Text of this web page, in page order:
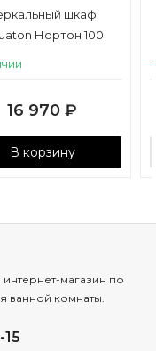
шкаф
Нортон 100
16 970 ₽
В корзину
магазин по
ванной комнаты.